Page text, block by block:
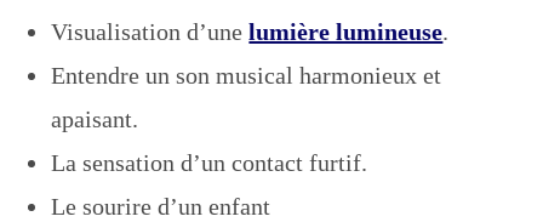
Visualisation d’unelumière lumineuse.
Entendre un son musical harmonieux et
apaisant.
La sensation d’un contact furtif.
Le sourire d’un enfant